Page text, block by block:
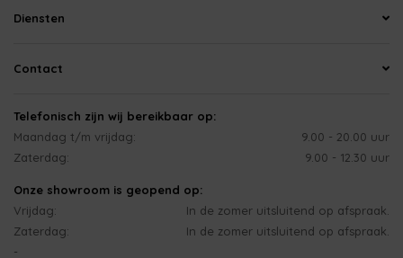
Diensten
Contact
Telefonisch zijn wij bereikbaar op:
Maandag t/m vrijdag:
9.00 - 20.00 uur
Zaterdag:
9.00 - 12.30 uur
Onze showroom is geopend op:
Vrijdag:
In de zomer uitsluitend op afspraak.
Zaterdag:
In de zomer uitsluitend op afspraak.
-